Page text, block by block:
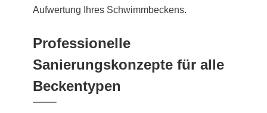
Aufwertung Ihres Schwimmbeckens.
Professionelle
Sanierungskonzepte für alle
Beckentypen